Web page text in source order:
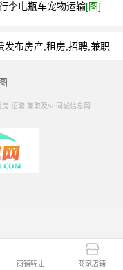
商铺转让 商家店铺
李电瓶车宠物运输[图]
发布房产,租房,招聘,兼职
,招聘,兼职及58同城信息网